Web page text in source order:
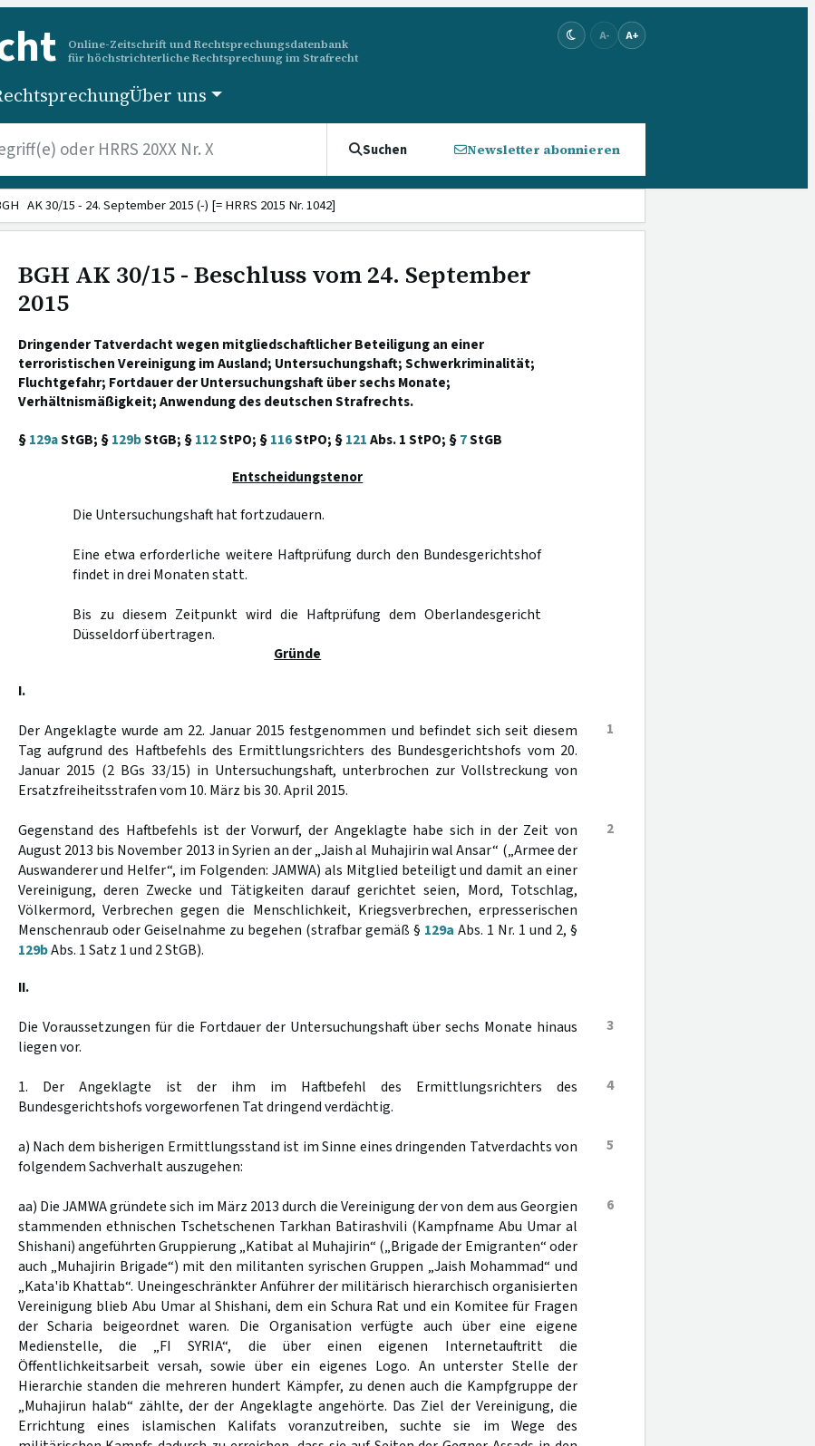
Online-Zeitschrift und Rechtsprechungsdatenbank
für höchstrichterliche Rechtsprechung im Strafrecht
A- A+
Über uns
Suchen Newsletter abonnieren
AK 30/15 - 24. September 2015 (-) [= HRRS 2015 Nr. 1042]
BGH AK 30/15 - Beschluss vom 24. September
2015
Dringender Tatverdacht wegen mitgliedschaftlicher Beteiligung an einer
terroristischen Vereinigung im Ausland; Untersuchungshaft; Schwerkriminalität;
Fluchtgefahr; Fortdauer der Untersuchungshaft über sechs Monate;
Verhältnismäßigkeit; Anwendung des deutschen Strafrechts.
§129aStGB; §129bStGB; §112StPO; §116StPO; §121Abs. 1 StPO; §7StGB
Entscheidungstenor
Die Untersuchungshaft hat fortzudauern.
Eine etwa erforderliche weitere Haftprüfung durch den Bundesgerichtshof
findet in drei Monaten statt.
Bis zu diesem Zeitpunkt wird die Haftprüfung dem Oberlandesgericht
Düsseldorf übertragen.
Gründe
I.
1
Der Angeklagte wurde am 22. Januar 2015 festgenommen und befindet sich seit diesem
Tag aufgrund des Haftbefehls des Ermittlungsrichters des Bundesgerichtshofs vom 20.
Januar 2015 (2 BGs 33/15) in Untersuchungshaft, unterbrochen zur Vollstreckung von
Ersatzfreiheitsstrafen vom 10. März bis 30. April 2015.
2
Gegenstand des Haftbefehls ist der Vorwurf, der Angeklagte habe sich in der Zeit von
August 2013 bis November 2013 in Syrien an der „Jaish al Muhajirin wal Ansar“ („Armee der
Auswanderer und Helfer“, im Folgenden: JAMWA) als Mitglied beteiligt und damit an einer
Vereinigung, deren Zwecke und Tätigkeiten darauf gerichtet seien, Mord, Totschlag,
Völkermord, Verbrechen gegen die Menschlichkeit, Kriegsverbrechen, erpresserischen
Menschenraub oder Geiselnahme zu begehen (strafbar gemäß § 129a Abs. 1 Nr. 1 und 2, §
129bAbs. 1 Satz 1 und 2 StGB).
II.
3
Die Voraussetzungen für die Fortdauer der Untersuchungshaft über sechs Monate hinaus
liegen vor.
4
1. Der Angeklagte ist der ihm im Haftbefehl des Ermittlungsrichters des
Bundesgerichtshofs vorgeworfenen Tat dringend verdächtig.
5
a) Nach dem bisherigen Ermittlungsstand ist im Sinne eines dringenden Tatverdachts von
folgendem Sachverhalt auszugehen:
6
aa) Die JAMWA gründete sich im März 2013 durch die Vereinigung der von dem aus Georgien
stammenden ethnischen Tschetschenen Tarkhan Batirashvili (Kampfname Abu Umar al
Shishani) angeführten Gruppierung „Katibat al Muhajirin“ („Brigade der Emigranten“ oder
auch „Muhajirin Brigade“) mit den militanten syrischen Gruppen „Jaish Mohammad“ und
„Kata'ib Khattab“. Uneingeschränkter Anführer der militärisch hierarchisch organisierten
Vereinigung blieb Abu Umar al Shishani, dem ein Schura Rat und ein Komitee für Fragen
der Scharia beigeordnet waren. Die Organisation verfügte auch über eine eigene
Medienstelle, die „FI SYRIA“, die über einen eigenen Internetauftritt die
Öffentlichkeitsarbeit versah, sowie über ein eigenes Logo. An unterster Stelle der
Hierarchie standen die mehreren hundert Kämpfer, zu denen auch die Kampfgruppe der
„Muhajirun halab“ zählte, der der Angeklagte angehörte. Das Ziel der Vereinigung, die
Errichtung eines islamischen Kalifats voranzutreiben, suchte sie im Wege des